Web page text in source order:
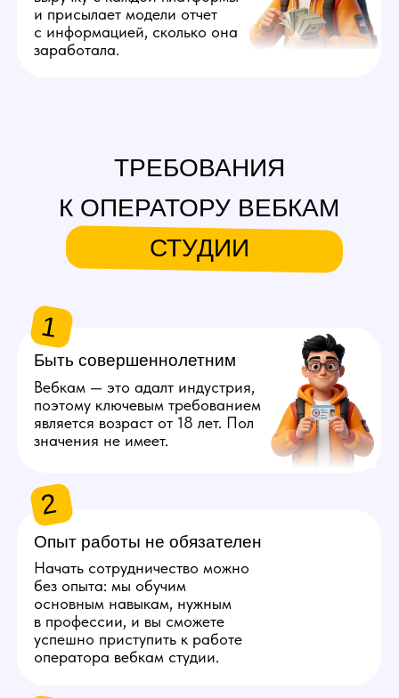
Базово понимать
английский
3
скорость печати, так как
он будет постоянно общаться
с несколькими людьми. Это
умение позволит эффективнее
переписываться со зрителями,
что в результате повысит доход
со смены.
Оператор должен владеть
программами для стриминга,
разбираться в работе
периферии, быстро искать
решения, если что-то пошло
не так. Техническая
грамотность очень важна.
5
Иметь компьютер или ноутбук
6